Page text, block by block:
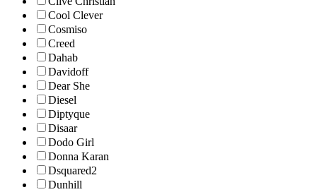
Cool Clever
Cosmiso
Creed
Dahab
Davidoff
Dear She
Diesel
Diptyque
Disaar
Dodo Girl
Donna Karan
Dsquared2
Dunhill